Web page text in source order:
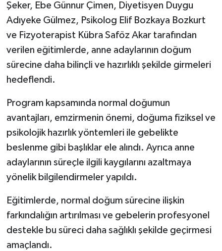
Şeker, Ebe Günnur Çimen, Diyetisyen Duygu
Adıyeke Gülmez, Psikolog Elif Bozkaya Bozkurt
ve Fizyoterapist Kübra Saföz Akar tarafından
verilen eğitimlerde, anne adaylarının doğum
sürecine daha bilinçli ve hazırlıklı şekilde girmeleri
hedeflendi.
Program kapsamında normal doğumun
avantajları, emzirmenin önemi, doğuma fiziksel ve
psikolojik hazırlık yöntemleri ile gebelikte
beslenme gibi başlıklar ele alındı. Ayrıca anne
adaylarının süreçle ilgili kaygılarını azaltmaya
yönelik bilgilendirmeler yapıldı.
Eğitimlerde, normal doğum sürecine ilişkin
farkındalığın artırılması ve gebelerin profesyonel
destekle bu süreci daha sağlıklı şekilde geçirmesi
amaçlandı.